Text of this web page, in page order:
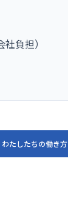
負担）
たしたちの働き方